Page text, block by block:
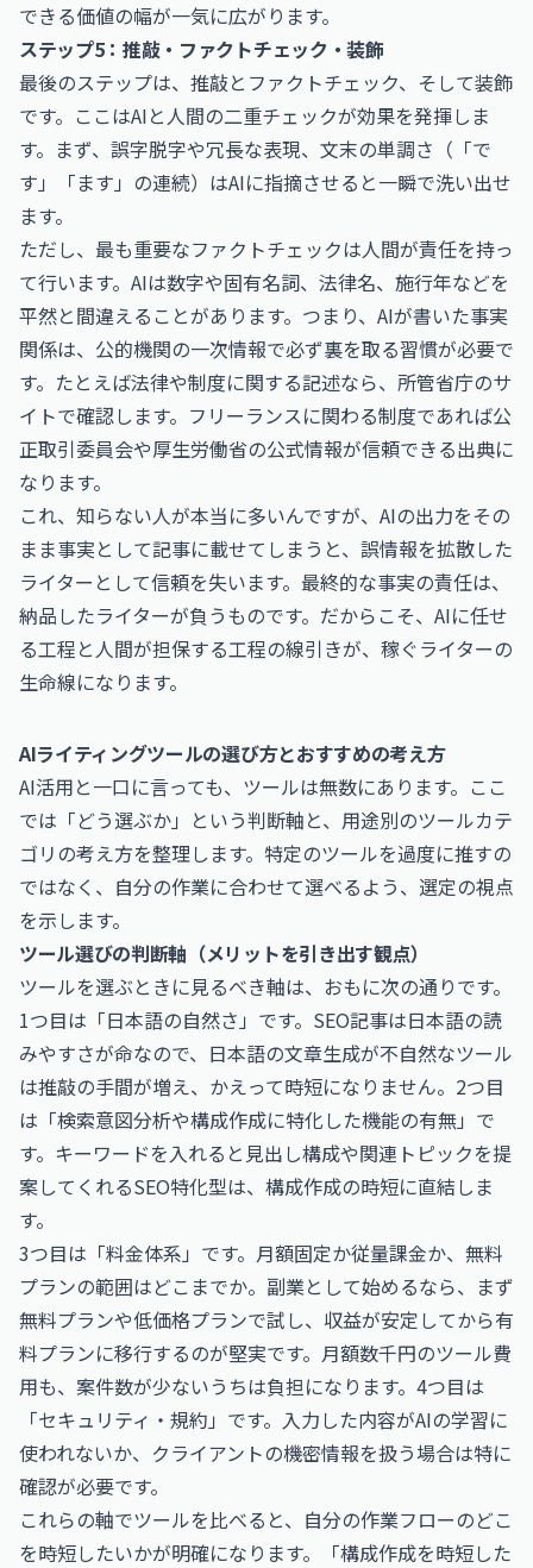
できる価値の幅が一気に広がります。
ステップ5：推敲・ファクトチェック・装飾
最後のステップは、推敲とファクトチェック、そして装飾
です。ここはAIと人間の二重チェックが効果を発揮しま
す。まず、誤字脱字や冗長な表現、文末の単調さ（「で
す」「ます」の連続）はAIに指摘させると一瞬で洗い出せ
ます。
ただし、最も重要なファクトチェックは人間が責任を持っ
て行います。AIは数字や固有名詞、法律名、施行年などを
平然と間違えることがあります。つまり、AIが書いた事実
関係は、公的機関の一次情報で必ず裏を取る習慣が必要で
す。たとえば法律や制度に関する記述なら、所管省庁のサ
イトで確認します。フリーランスに関わる制度であれば公
正取引委員会や厚生労働省の公式情報が信頼できる出典に
なります。
これ、知らない人が本当に多いんですが、AIの出力をその
まま事実として記事に載せてしまうと、誤情報を拡散した
ライターとして信頼を失います。最終的な事実の責任は、
納品したライターが負うものです。だからこそ、AIに任せ
る工程と人間が担保する工程の線引きが、稼ぐライターの
生命線になります。
AIライティングツールの選び方とおすすめの考え方
AI活用と一口に言っても、ツールは無数にあります。ここ
では「どう選ぶか」という判断軸と、用途別のツールカテ
ゴリの考え方を整理します。特定のツールを過度に推すの
ではなく、自分の作業に合わせて選べるよう、選定の視点
を示します。
ツール選びの判断軸（メリットを引き出す観点）
ツールを選ぶときに見るべき軸は、おもに次の通りです。
1つ目は「日本語の自然さ」です。SEO記事は日本語の読
みやすさが命なので、日本語の文章生成が不自然なツール
は推敲の手間が増え、かえって時短になりません。2つ目
は「検索意図分析や構成作成に特化した機能の有無」で
す。キーワードを入れると見出し構成や関連トピックを提
案してくれるSEO特化型は、構成作成の時短に直結しま
す。
3つ目は「料金体系」です。月額固定か従量課金か、無料
プランの範囲はどこまでか。副業として始めるなら、まず
無料プランや低価格プランで試し、収益が安定してから有
料プランに移行するのが堅実です。月額数千円のツール費
用も、案件数が少ないうちは負担になります。4つ目は
「セキュリティ・規約」です。入力した内容がAIの学習に
使われないか、クライアントの機密情報を扱う場合は特に
確認が必要です。
これらの軸でツールを比べると、自分の作業フローのどこ
を時短したいかが明確になります。「構成作成を時短した